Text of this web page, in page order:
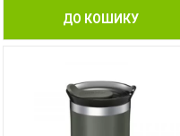
ДО КОШИКУ